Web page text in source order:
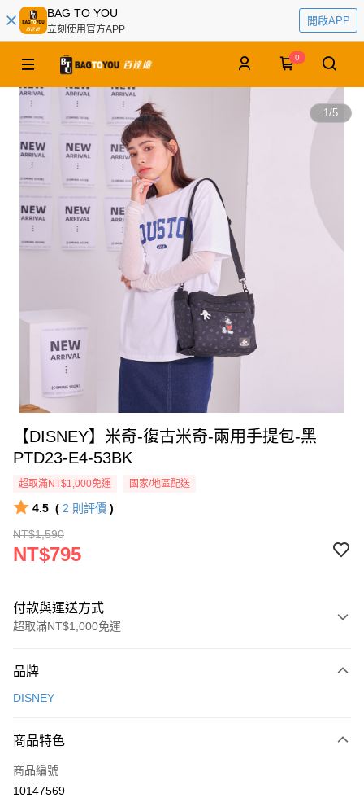
BAG TO YOU
立刻使用官方APP
開啟APP
0
1/5
【DISNEY】米奇-復古米奇-兩用手提包-黑
PTD23-E4-53BK
超取滿NT$1,000免運 國家/地區配送
4.5 ( 2 則評價 )
NT$1,590
NT$795
付款與運送方式
超取滿NT$1,000免運
信用卡一次付款
3 期 0 利率 每期
合作金庫商業銀行
合作金庫商業銀行
超商取貨付款
品牌
DISNEY
商品特色
商品編號
10147569